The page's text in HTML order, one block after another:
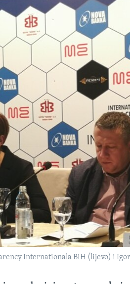
Internationala BiH (lijevo) i